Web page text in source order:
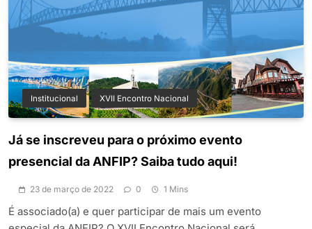
Institucional XVII Encontro Nacional
Já se inscreveu para o próximo evento
presencial da ANFIP? Saiba tudo aqui!
23 de março de 2022 0 1 Mins
É associado(a) e quer participar de mais um evento